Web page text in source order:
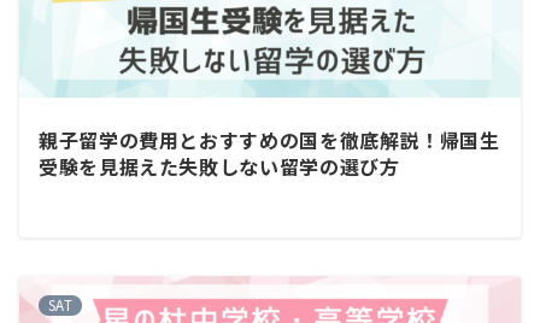
親子留学の費用とおすすめの国を徹底解説！帰国生
受験を見据えた失敗しない留学の選び方
SAT